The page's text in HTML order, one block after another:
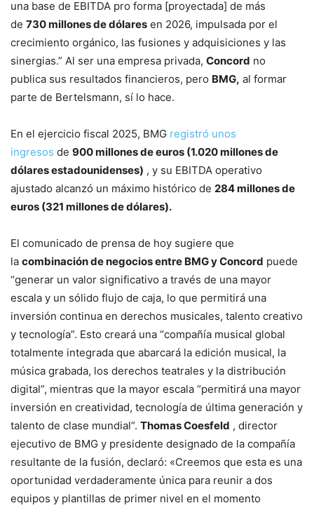
una base de EBITDA pro forma [proyectada] de más
de 730 millones de dólares en 2026, impulsada por el
crecimiento orgánico, las fusiones y adquisiciones y las
sinergias.” Al ser una empresa privada, Concord no
publica sus resultados financieros, pero BMG, al formar
parte de Bertelsmann, sí lo hace.
En el ejercicio fiscal 2025, BMG registró unos
ingresos de 900 millones de euros (1.020 millones de
dólares estadounidenses) , y su EBITDA operativo
ajustado alcanzó un máximo histórico de 284 millones de
euros (321 millones de dólares).
El comunicado de prensa de hoy sugiere que
la combinación de negocios entre BMG y Concord puede
“generar un valor significativo a través de una mayor
escala y un sólido flujo de caja, lo que permitirá una
inversión continua en derechos musicales, talento creativo
y tecnología”. Esto creará una “compañía musical global
totalmente integrada que abarcará la edición musical, la
música grabada, los derechos teatrales y la distribución
digital”, mientras que la mayor escala “permitirá una mayor
inversión en creatividad, tecnología de última generación y
talento de clase mundial”. Thomas Coesfeld , director
ejecutivo de BMG y presidente designado de la compañía
resultante de la fusión, declaró: «Creemos que esta es una
oportunidad verdaderamente única para reunir a dos
equipos y plantillas de primer nivel en el momento